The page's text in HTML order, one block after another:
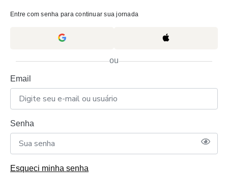
Entre com senha para continuar sua jornada
ou
Email
Senha
Esqueci minha senha